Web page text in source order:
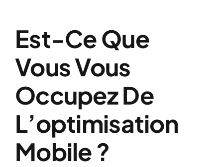
Est-Ce Que
Vous Vous
Occupez De
L’optimisation
Mobile ?